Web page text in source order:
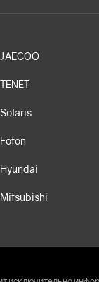
JAECOO
TENET
Solaris
Foton
Hyundai
Mitsubishi